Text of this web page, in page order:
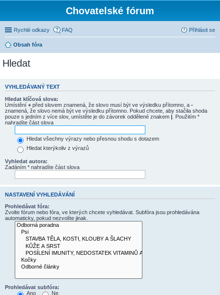
Chovatelské fórum
Rychlé odkazy FAQ Přihlásit se
Obsah fóra
Hledat
VYHLEDÁVANÝ TEXT
Hledat klíčová slova:
Umístění + před slovem znamená, že slovo musí být ve výsledku přítomno, a -
znamená, že slovo nemá být ve výsledku přítomno. Pokud chcete, aby stačila shoda
pouze s jedním z více slov, umístěte je do závorek oddělené znakem | . Použitím *
nahradíte část slova
Hledat všechny výrazy nebo přesnou shodu s dotazem
Hledat kterýkoliv z výrazů
Vyhledat autora:
Zadáním * nahradíte část slova
NASTAVENÍ VYHLEDÁVÁNÍ
Prohledávat fóra:
Zvolte fórum nebo fóra, ve kterých chcete vyhledávat. Subfóra jsou prohledávána
automaticky, pokud nezvolíte jinak.
Prohledávat subfóra:
Ano
Ne